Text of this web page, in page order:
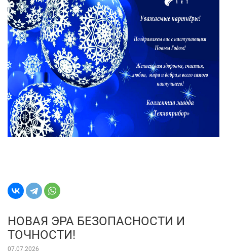
НОВАЯ ЭРА БЕЗОПАСНОСТИ И
ТОЧНОСТИ!
07.07.2026